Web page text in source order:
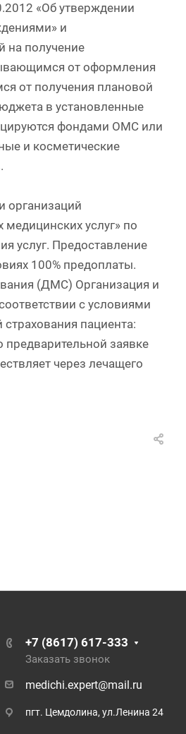
«Об утверждении
и
на получение
от оформления
от получения плановой
в установленные
фондами ОМС или
и косметические
организаций
услуг» по
услуг. Предоставление
100% предоплаты.
(ДМС) Организация и
с условиями
пациента:
заявке
через лечащего
+7 (8617) 617-333
Заказать звонок
medichi.expert@mail.ru
пгт. Цемдолина, ул.Ленина 24